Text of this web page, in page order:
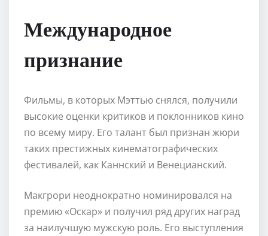
Международное
признание
Фильмы, в которых Мэттью снялся, получили
высокие оценки критиков и поклонников кино
по всему миру. Его талант был признан жюри
таких престижных кинематографических
фестивалей, как Каннский и Венецианский.
Макгрори неоднократно номинировался на
премию «Оскар» и получил ряд других наград
за наилучшую мужскую роль. Его выступления